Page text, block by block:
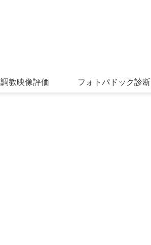
調教映像評価 フォトパドック診断